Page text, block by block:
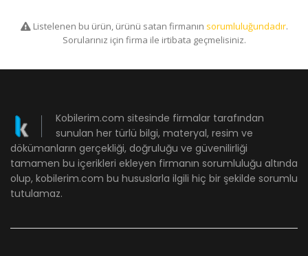
Listelenen bu ürün, ürünü satan firmanın sorumluluğundadır.
Sorularınız için firma ile irtibata geçmelisiniz.
Kobilerim.com sitesinde firmalar tarafından
sunulan her türlü bilgi, materyal, resim ve
dökümanların gerçekliği, doğruluğu ve güvenilirliği
tamamen bu içerikleri ekleyen firmanın sorumluluğu altında
olup, kobilerim.com bu hususlarla ilgili hiç bir şekilde sorumlu
tutulamaz.